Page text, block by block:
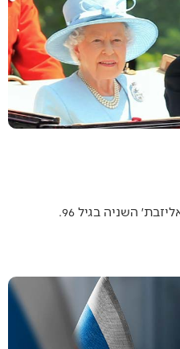
לפני כשבועיים נפטרה המלכה אליזבת׳ השניה בגיל 96.